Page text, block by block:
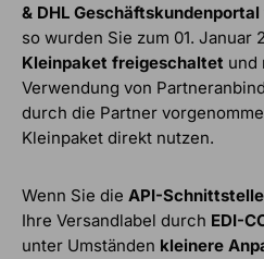
& DHL Geschäftskundenportal
so wurden Sie zum 01. Januar
Kleinpaket freigeschaltet und
Verwendung von
durch die Partner
Kleinpaket direkt nutzen.
Wenn Sie die API-
Ihre Versandlabel durch EDI-
unter Umständen kleinere